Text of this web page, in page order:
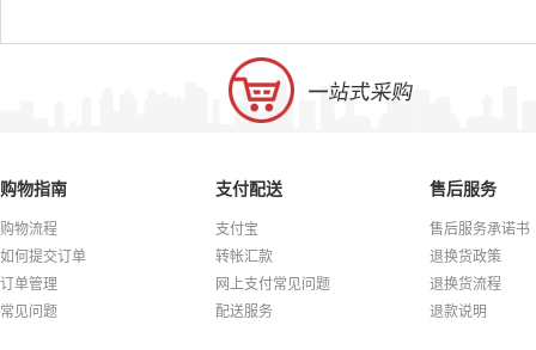
购物指南
购物流程
如何提交订单
订单管理
常见问题
支付配送
支付宝
转帐汇款
网上支付常见问题
配送服务
售后服务
售后服务承诺书
退换货政策
退换货流程
退款说明